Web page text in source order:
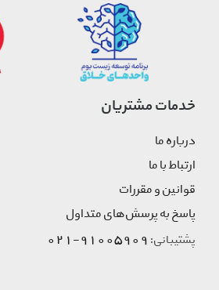
خدمات مشتریان
درباره ما
ارتباط با ما
قوانین و مقررات
پاسخ به پرسش‌های متداول
پشتیبانی:91005909-021